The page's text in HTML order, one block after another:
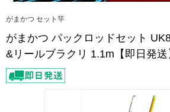
がまかつ セット竿
がまかつ パックロッドセット
&リールブラクリ 1.1m【即日発送